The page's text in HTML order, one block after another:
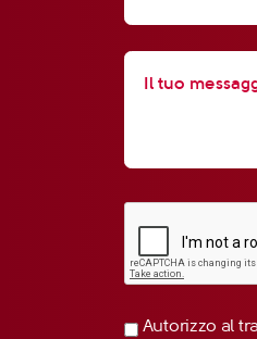
Autorizzo al